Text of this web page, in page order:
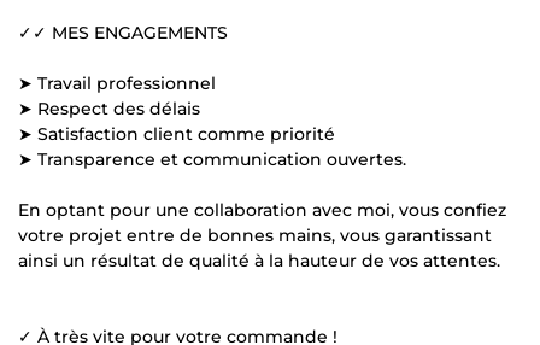
✓✓ MES ENGAGEMENTS
➤ Travail professionnel
➤ Respect des délais
➤ Satisfaction client comme priorité
➤ Transparence et communication ouvertes.
En optant pour une collaboration avec moi, vous confiez
votre projet entre de bonnes mains, vous garantissant
ainsi un résultat de qualité à la hauteur de vos attentes.
✓ À très vite pour votre commande !